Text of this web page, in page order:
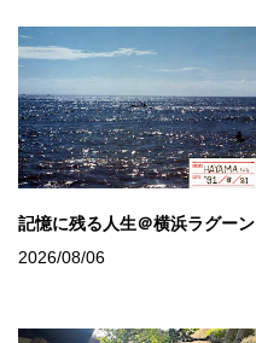
記憶に残る人生＠横浜ラグーン
2026/08/06